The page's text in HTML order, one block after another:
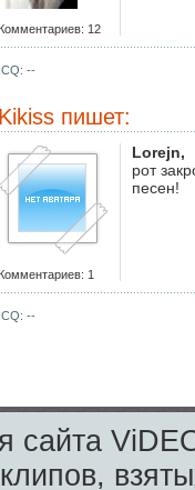
Комментариев: 12
ICQ: --
Kikiss пишет:
Комментариев: 1
Lorejn,
рот
песен!
ICQ: --
сайта